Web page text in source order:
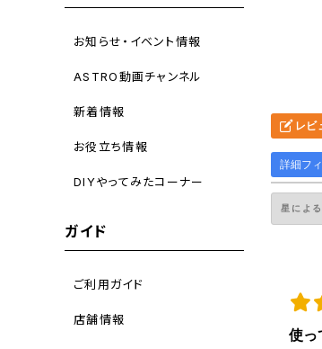
お知らせ・イベント情報
ASTRO動画チャンネル
新着情報
お役立ち情報
DIYやってみたコーナー
ガイド
ご利用ガイド
店舗情報
レビ
詳細フ
使っ